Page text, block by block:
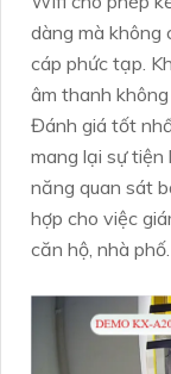
dàng mà không
cáp phức tạp.
âm thanh
Đánh giá tốt
mang lại sự tiện
năng quan sát
hợp cho việc
căn hộ, nhà phố.